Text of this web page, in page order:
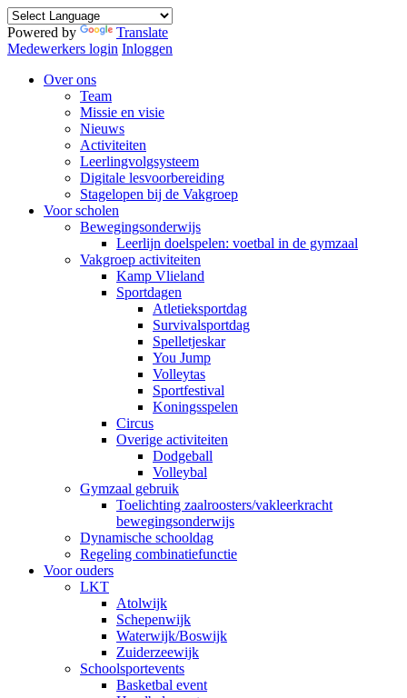
Powered by
Translate
Medewerkers login Inloggen
Over ons
Team
Missie en visie
Nieuws
Activiteiten
Leerlingvolgsysteem
Digitale lesvoorbereiding
Stagelopen bij de Vakgroep
Voor scholen
Bewegingsonderwijs
Leerlijn doelspelen: voetbal in de gymzaal
Vakgroep activiteiten
Kamp Vlieland
Sportdagen
Atletieksportdag
Survivalsportdag
Spelletjeskar
You Jump
Volleytas
Sportfestival
Koningsspelen
Circus
Overige activiteiten
Dodgeball
Volleybal
Gymzaal gebruik
Toelichting zaalroosters/vakleerkracht
bewegingsonderwijs
Dynamische schooldag
Regeling combinatiefunctie
Voor ouders
LKT
Atolwijk
Schepenwijk
Waterwijk/Boswijk
Zuiderzeewijk
Schoolsportevents
Basketbal event